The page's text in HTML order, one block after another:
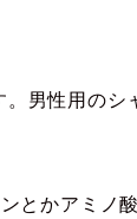
男性用のシ
とかアミノ